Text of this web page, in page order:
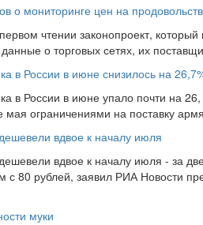
о мониторинге цен на
чтении законопроект,
о торговых сетях, их
в России в июне снизилось на
в России в июне упало почти на
ограничениями на поставку
вдвое к началу июля
вдвое к началу июля - за
с 80 рублей, заявил РИА Новости
муки